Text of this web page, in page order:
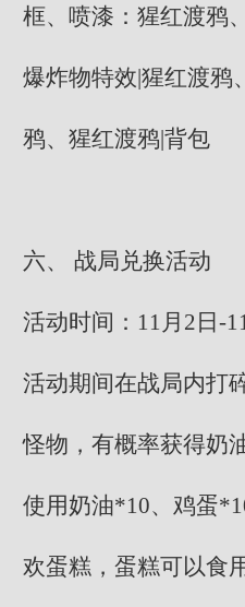
框、喷漆：猩红渡鸦
爆炸物特效|猩红渡鸦
鸦、猩红渡鸦|背包
六、 战局兑换活动
活动时间：11月2日-
活动期间在战局内打
怪物，有概率获得奶
使用奶油*10、鸡蛋
欢蛋糕，蛋糕可以食